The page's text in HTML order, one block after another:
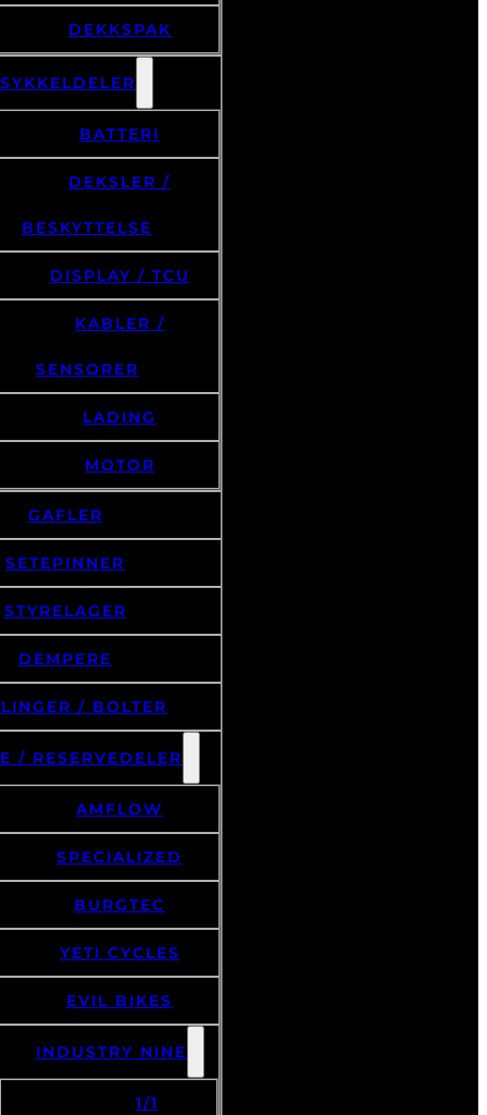
DEKKSPAK
BATTERI
DEKSLER /
BESKYTTELSE
DISPLAY / TCU
KABLER /
SENSORER
LADING
MOTOR
GAFLER
SETEPINNER
STYRELAGER
DEMPERE
/ BOLTER
/ RESERVEDELER
AMFLOW
SPECIALIZED
BURGTEC
YETI CYCLES
EVIL BIKES
INDUSTRY NINE
1/1